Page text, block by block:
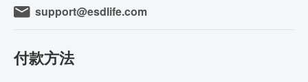
support@esdlife.com
付款方法